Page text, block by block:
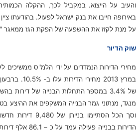
והעיב על הייצוא. במקביל לכך, ההקלה
באירופה חייבו את בנק ישראל לפעול. בהודעתו
על מנת לקזז את ההשפעה של הפקת הגז ממאגר
שוק הדיור
במרץ 2013
של 3.4% במספר התחלות הבנייה של
וסך הכל הסתיימו